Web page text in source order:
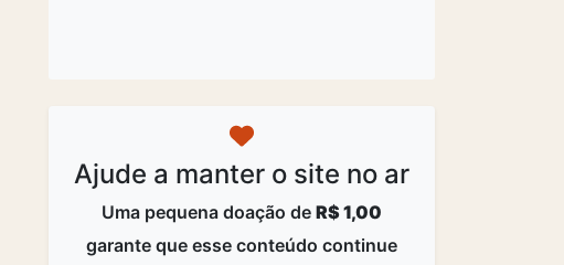
Ajude a manter o site no ar
Uma pequena doação de R$ 1,00
garante que esse conteúdo continue